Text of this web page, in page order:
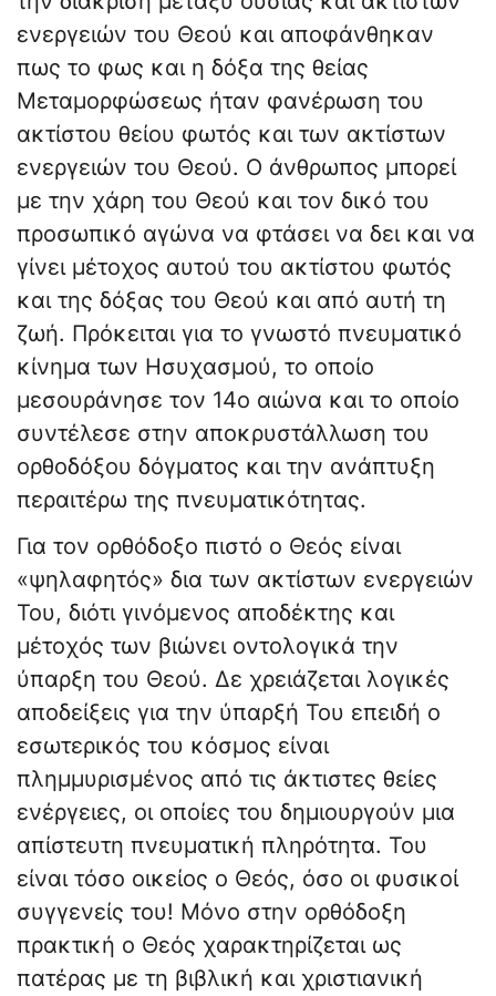
ενεργειών του Θεού και αποφάνθηκαν
πως το φως και η δόξα της θείας
Μεταμορφώσεως ήταν φανέρωση του
ακτίστου θείου φωτός και των ακτίστων
ενεργειών του Θεού. Ο άνθρωπος μπορεί
με την χάρη του Θεού και τον δικό του
προσωπικό αγώνα να φτάσει να δει και να
γίνει μέτοχος αυτού του ακτίστου φωτός
και της δόξας του Θεού και από αυτή τη
ζωή. Πρόκειται για το γνωστό πνευματικό
κίνημα των Ησυχασμού, το οποίο
μεσουράνησε τον 14ο αιώνα και το οποίο
συντέλεσε στην αποκρυστάλλωση του
ορθοδόξου δόγματος και την ανάπτυξη
περαιτέρω της πνευματικότητας.
Για τον ορθόδοξο πιστό ο Θεός είναι
«ψηλαφητός» δια των ακτίστων ενεργειών
Του, διότι γινόμενος αποδέκτης και
μέτοχός των βιώνει οντολογικά την
ύπαρξη του Θεού. Δε χρειάζεται λογικές
αποδείξεις για την ύπαρξή Του επειδή ο
εσωτερικός του κόσμος είναι
πλημμυρισμένος από τις άκτιστες θείες
ενέργειες, οι οποίες του δημιουργούν μια
απίστευτη πνευματική πληρότητα. Του
είναι τόσο οικείος ο Θεός, όσο οι φυσικοί
συγγενείς του! Μόνο στην ορθόδοξη
πρακτική ο Θεός χαρακτηρίζεται ως
πατέρας με τη βιβλική και χριστιανική